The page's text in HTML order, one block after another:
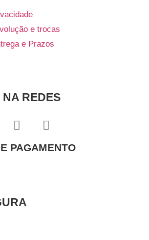
e trocas
e Prazos
REDES
PAGAMENTO